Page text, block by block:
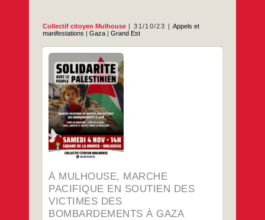
Collectif citoyen Mulhouse 31/10/23
Appels et
manifestations |Gaza |Grand Est
À MULHOUSE, MARCHE
PACIFIQUE EN SOUTIEN DES
VICTIMES DES
BOMBARDEMENTS À GAZA